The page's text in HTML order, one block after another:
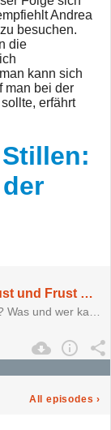
Andrea
besuchen.
die
kann sich
man bei der
erfährt
58_Probleme beim Stillen: Lust und Frust mit der Brust
All episodes ›